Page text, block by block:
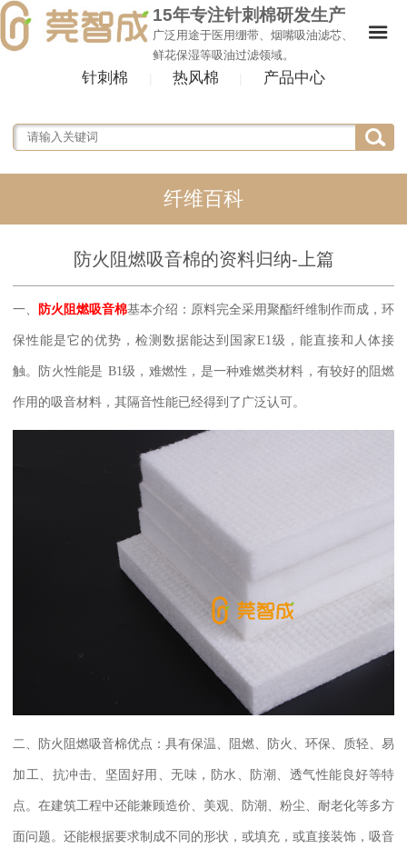
15年专注针刺棉研发生产
广泛用途于医用绷带、烟嘴吸油滤芯、
鲜花保湿等吸油过滤领域。
针刺棉 热风棉 产品中心
纤维百科
防火阻燃吸音棉的资料归纳-上篇
一、 防火阻燃吸音棉基本介绍：原料完全采用聚酯纤维制作而成，环
保性能是它的优势，检测数据能达到国家E1级，能直接和人体接
触。防火性能是 B1级，难燃性，是一种难燃类材料，有较好的阻燃
作用的吸音材料，其隔音性能已经得到了广泛认可。
二、防火阻燃吸音棉优点：具有保温、阻燃、防火、环保、质轻、易
加工、抗冲击、坚固好用、无味，防水、防潮、透气性能良好等特
点。在建筑工程中还能兼顾造价、美观、防潮、粉尘、耐老化等多方
面问题。还能根据要求制成不同的形状，或填充，或直接装饰，吸音